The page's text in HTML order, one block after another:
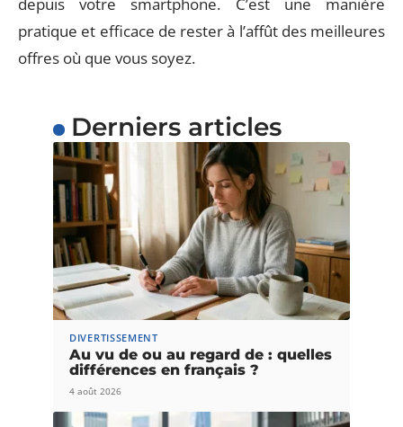
pratique et efficace de rester à l’affût des meilleures
offres où que vous soyez.
Derniers articles
DIVERTISSEMENT
Au vu de ou au regard de : quelles
différences en français ?
4 août 2026